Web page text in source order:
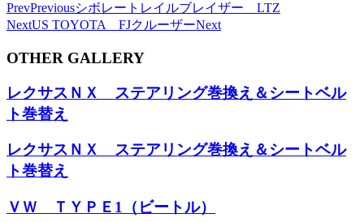
PrevPreviousシボレートレイルブレイザー LTZ
NextUS TOYOTA FJクルーザーNext
OTHER GALLERY
レクサスＮＸ ステアリング巻換え＆シートベル
ト巻替え
レクサスＮＸ ステアリング巻換え＆シートベル
ト巻替え
ＶＷ ＴＹＰＥ1（ビートル）